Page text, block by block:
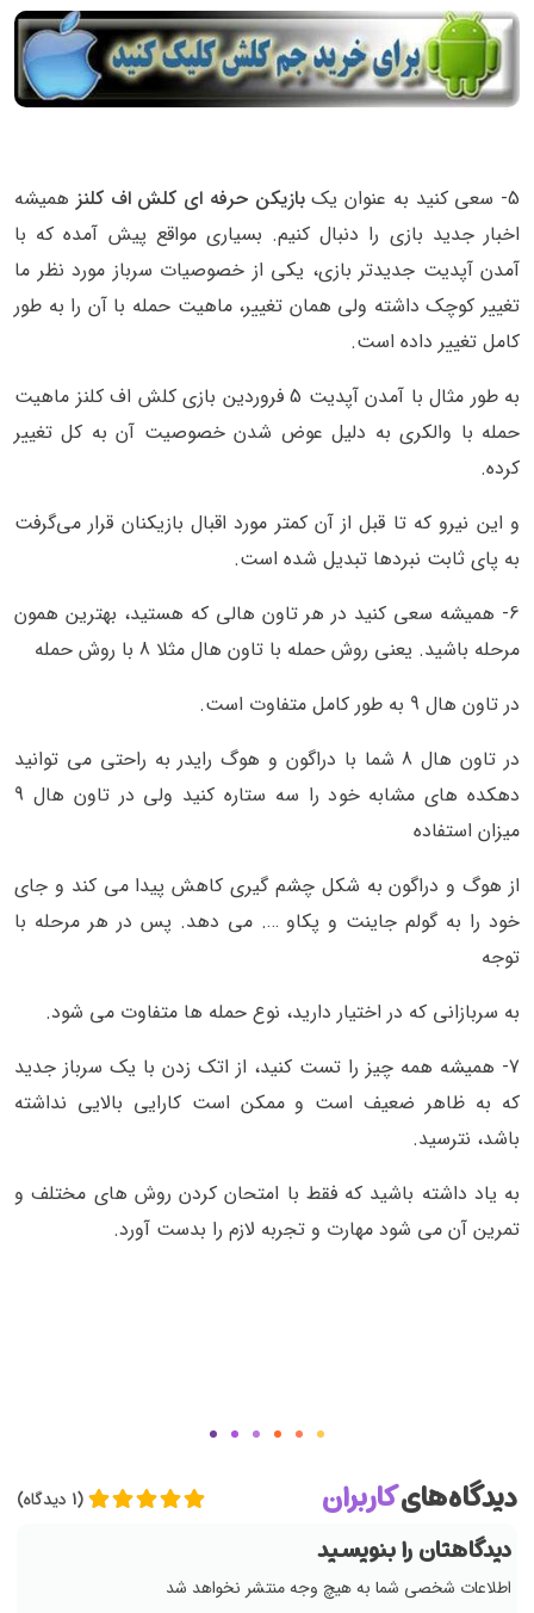
5- سعی کنید به عنوان یک بازیکن حرفه ای کلش اف کلنز همیشه
اخبار جدید بازی را دنبال کنیم. بسیاری مواقع پیش آمده که با
آمدن آپدیت جدیدتر بازی، یکی از خصوصیات سرباز مورد نظر ما
تغییر کوچک داشته ولی همان تغییر، ماهیت حمله با آن را به طور
کامل تغییر داده است.
به طور مثال با آمدن آپدیت 5 فروردین بازی کلش اف کلنز ماهیت
حمله با والکری به دلیل عوض شدن خصوصیت آن به کل تغییر
کرده.
و این نیرو که تا قبل از آن کمتر مورد اقبال بازیکنان قرار می‌گرفت
به پای ثابت نبردها تبدیل شده است.
6- همیشه سعی کنید در هر تاون هالی که هستید، بهترین همون
مرحله باشید. یعنی روش حمله با تاون هال مثلا 8 با روش حمله
در تاون هال 9 به طور کامل متفاوت است.
در تاون هال 8 شما با دراگون و هوگ رایدر به راحتی می توانید
دهکده های مشابه خود را سه ستاره کنید ولی در تاون هال 9
میزان استفاده
از هوگ و دراگون به شکل چشم گیری کاهش پیدا می کند و جای
خود را به گولم جاینت و پکاو …. می دهد. پس در هر مرحله با
توجه
به سربازانی که در اختیار دارید، نوع حمله ها متفاوت می شود.
7- همیشه همه چیز را تست کنید، از اتک زدن با یک سرباز جدید
که به ظاهر ضعیف است و ممکن است کارایی بالایی نداشته
باشد، نترسید.
به یاد داشته باشید که فقط با امتحان کردن روش های مختلف و
تمرین آن می شود مهارت و تجربه لازم را بدست آورد.
دیدگاه‌هایکاربران (1 دیدگاه)
دیدگاهتان را بنویسید
اطلاعات شخصی شما به هیچ وجه منتشر نخواهد شد